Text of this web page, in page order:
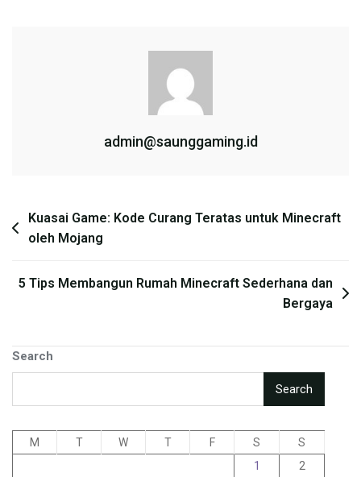
admin@saunggaming.id
Post
navigation
Kuasai Game: Kode Curang Teratas untuk Minecraft
oleh Mojang
5 Tips Membangun Rumah Minecraft Sederhana dan
Bergaya
Search
Search
M T W T F S
S
1
2